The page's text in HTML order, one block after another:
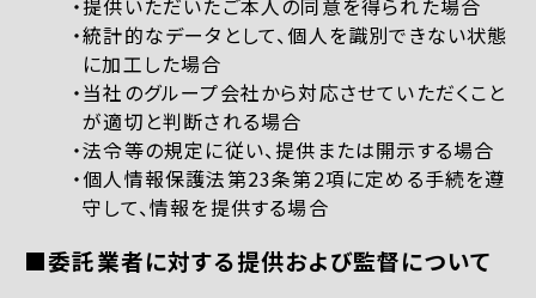
提供いただいたご本人の同意を得られた場合
統計的なデータとして、個人を識別できない状態
に加工した場合
当社のグループ会社から対応させていただくこと
が適切と判断される場合
法令等の規定に従い、提供または開示する場合
個人情報保護法第23条第2項に定める手続を遵
守して、情報を提供する場合
■委託業者に対する提供および監督について